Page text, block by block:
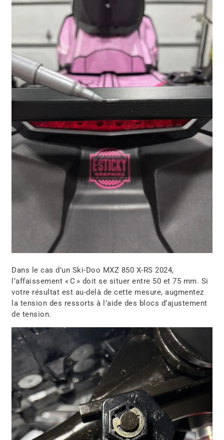
Dans le cas d’un Ski-Doo MXZ 850 X-RS 2024,
l’affaissement « C » doit se situer entre 50 et 75 mm. Si
votre résultat est au-delà de cette mesure, augmentez
la tension des ressorts à l’aide des blocs d’ajustement
de tension.